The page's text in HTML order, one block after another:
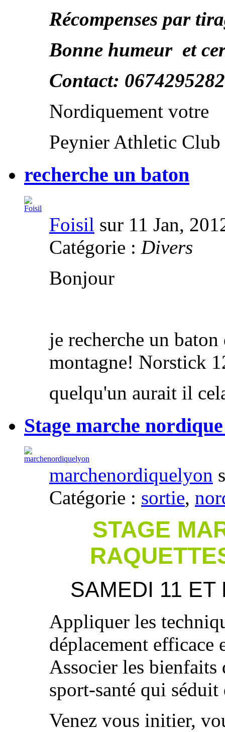
Récompenses par
Bonne humeur et
Contact:
Nordiquement votre
Peynier Athletic Club
recherche un baton
Foisil sur 11 Jan,
Catégorie : Divers
Bonjour
je recherche un baton
montagne! Norstick
quelqu'un aurait il
Stage marche
marchenordiquelyon
Catégorie : sortie,
STAGE
SAMEDI 11
Appliquer les
déplacement efficace
Associer les bienfaits
sport-santé qui
Venez vous initier,